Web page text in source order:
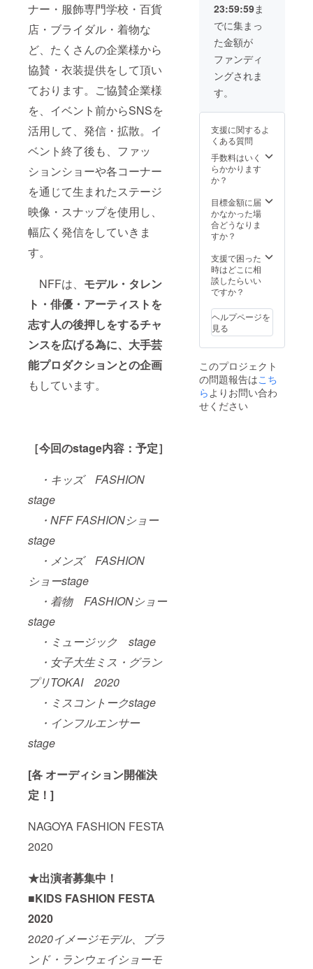
ナー・服飾専門学校・百貨
店・ブライダル・着物な
ど、たくさんの企業様から
協賛・衣装提供をして頂い
ております。ご協賛企業様
を、イベント前からSNSを
活用して、発信・拡散。イ
ベント終了後も、ファッ
ションショーや各コーナー
を通じて生まれたステージ
映像・スナップを使用し、
幅広く発信をしていきま
す。
NFFは、 モデル・タレン
ト・俳優・アーティストを
志す人の後押しをするチャ
ンスを広げる為に、大手芸
能プロダクションとの企画
もしています。
［今回のstage内容：予定］
・キッズ FASHION
stage
・NFF FASHIONショー
stage
・メンズ FASHION
ショーstage
・着物 FASHIONショー
stage
・ミュージック stage
・女子大生ミス・グラン
プリTOKAI 2020
・ミスコントークstage
・インフルエンサー
stage
[各 オーディション開催決
定！]
NAGOYA FASHION FESTA
2020
★出演者募集中！
■KIDS FASHION FESTA
2020
2020イメージモデル、ブラ
ンド・ランウェイショーモ
は、在
庫切れ
の制作
期間も
ありま
すの
で、別
もござ
いま
す。 あ
らかじ
めご了
承くだ
ンにつ
いて
は、ご
等あり
ました
らメッ
セージ
気軽に
お問い
合せ下
さい。
23:59:59ま
でに集まっ
た金額が
ファンディ
ングされま
す。
支援に関するよ
くある質問
手数料はいく
らかかります
か？
目標金額に届
かなかった場
合どうなりま
すか？
支援で困った
時はどこに相
談したらいい
ですか？
ヘルプページを
見る
このプロジェクト
の問題報告はこち
らよりお問い合わ
せください